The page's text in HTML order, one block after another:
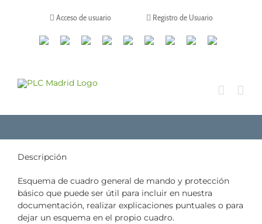
Acceso de usuario Registro de Usuario
CanalesLinkedinYoutubeTiktokFacebookInstagram
X TwitchContacto
Descripción
Esquema de cuadro general de mando y protección
básico que puede ser útil para incluir en nuestra
documentación, realizar explicaciones puntuales o para
dejar un esquema en el propio cuadro.